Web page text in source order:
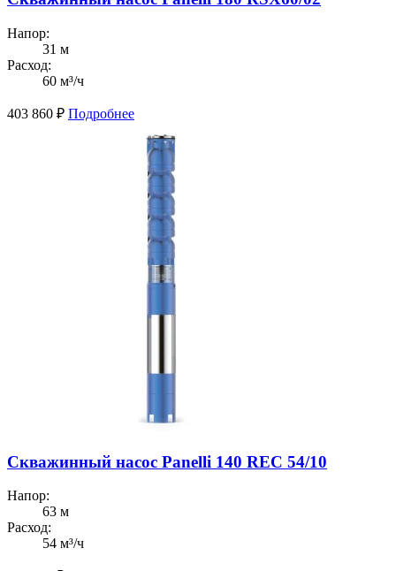
Напор:
31 м
Расход:
60 м³/ч
403 860 ₽ Подробнее
Скважинный насос Panelli 140 REC 54/10
Напор:
63 м
Расход:
54 м³/ч